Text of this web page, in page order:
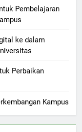
Pembelajaran
ke dalam
Perbaikan
Kampus